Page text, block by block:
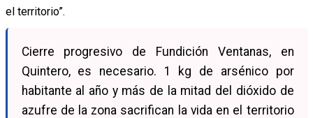
el territorio”.
Cierre progresivo de Fundición Ventanas, en
Quintero, es necesario. 1 kg de arsénico por
habitante al año y más de la mitad del dióxido de
azufre de la zona sacrifican la vida en el territorio